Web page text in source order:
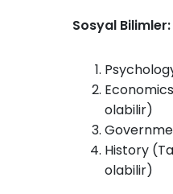
Sosyal Bilimler:
olabilir)
History
olabilir)